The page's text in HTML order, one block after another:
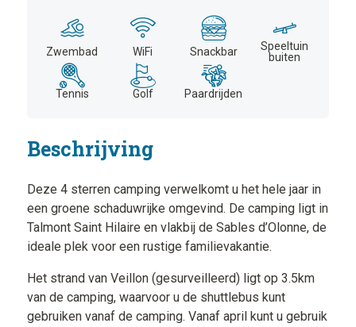
Zwembad WiFi Snackbar
Speeltuin
buiten
Tennis Golf Paardrijden
Beschrijving
Deze 4 sterren camping verwelkomt u het hele jaar in
een groene schaduwrijke omgevind. De camping ligt in
Talmont Saint Hilaire en vlakbij de Sables d’Olonne, de
ideale plek voor een rustige familievakantie.
Het strand van Veillon (gesurveilleerd) ligt op 3.5km
van de camping, waarvoor u de shuttlebus kunt
gebruiken vanaf de camping. Vanaf april kunt u gebruik